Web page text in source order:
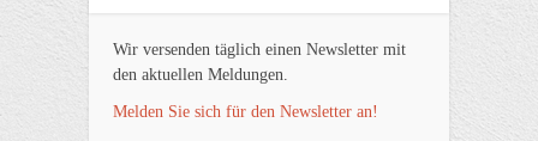
Wir versenden täglich einen Newsletter mit
den aktuellen Meldungen.
Melden Sie sich für den Newsletter an!